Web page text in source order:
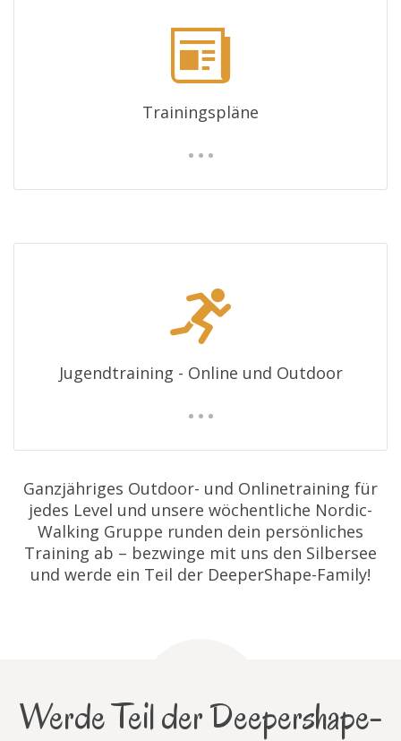
Trainingspläne
Jugendtraining - Online und Outdoor
Ganzjähriges Outdoor- und Onlinetraining für
jedes Level und unsere wöchentliche Nordic-
Walking Gruppe runden dein persönliches
Training ab – bezwinge mit uns den Silbersee
und werde ein Teil der DeeperShape-Family!
Werde Teil der Deepershape-